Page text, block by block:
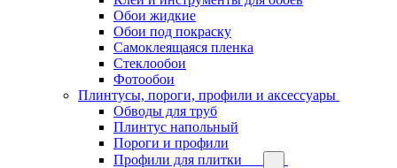
Обои жидкие
Обои под покраску
Самоклеящаяся пленка
Стеклообои
Фотообои
Плинтусы, пороги, профили и аксессуары
Обводы для труб
Плинтус напольный
Пороги и профили
Профили для плитки